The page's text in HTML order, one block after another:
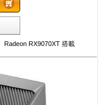
RX9070XT 搭載